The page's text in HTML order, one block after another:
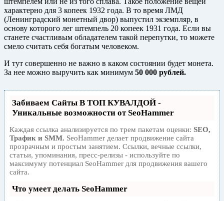
характерно для 3 копеек 1932 года. В то время ЛМД
(Ленинградский монетный двор) выпустил экземпляр, в
основу которого лег штемпель 20 копеек 1931 года. Если вы
станете счастливым обладателем такой перепутки, то можете
смело считать себя богатым человеком.
И тут совершенно не важно в каком состоянии будет монета.
За нее можно выручить как минимум 50 000 рублей.
Забиваем Сайты В ТОП КУВАЛДОЙ -
Уникальные возможности от SeoHammer
Каждая ссылка анализируется по трем пакетам оценки: SEO,
Трафик и SMM. SeoHammer делает продвижение сайта
прозрачным и простым занятием. Ссылки, вечные ссылки,
статьи, упоминания, пресс-релизы - используйте по
максимуму потенциал SeoHammer для продвижения вашего
сайта.
Что умеет делать SeoHammer